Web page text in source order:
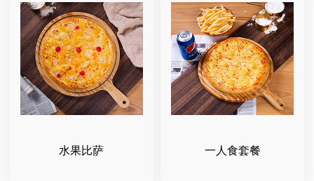
水果比萨 一人食套餐